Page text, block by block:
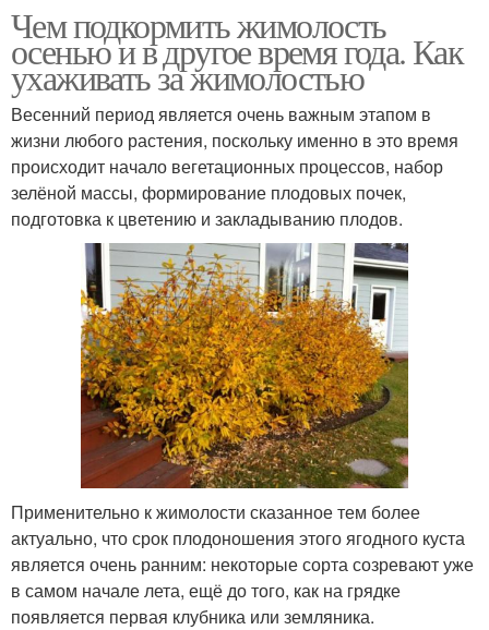
Чем подкормить жимолость
осенью и в другое время года. Как
ухаживать за жимолостью
Весенний период является очень важным этапом в
жизни любого растения, поскольку именно в это время
происходит начало вегетационных процессов, набор
зелёной массы, формирование плодовых почек,
подготовка к цветению и закладыванию плодов.
Применительно к жимолости сказанное тем более
актуально, что срок плодоношения этого ягодного куста
является очень ранним: некоторые сорта созревают уже
в самом начале лета, ещё до того, как на грядке
появляется первая клубника или земляника.